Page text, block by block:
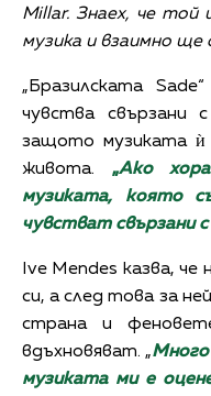
Millar. Знаех, че той
музика и взаимно ще
„Бразилската
чувства свързани
защото музиката ѝ
живота. „Ако
музиката, която
чувстват свързани с
Ive Mendes казва,
си, а след това за
страна и
вдъхновяват. „Много
музиката ми е